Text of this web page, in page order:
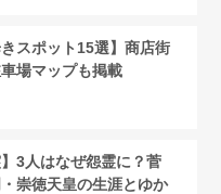
きスポット15選】商店街
場マップも掲載
】3人はなぜ怨霊に？菅
崇徳天皇の生涯とゆか